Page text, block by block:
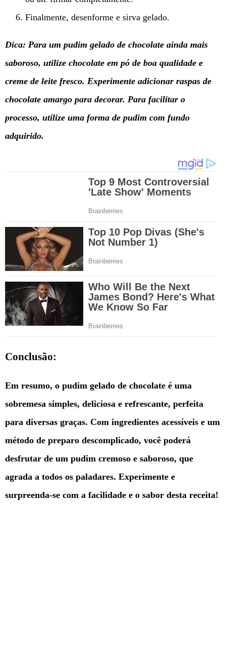
Finalmente, desenforme e sirva gelado.
Dica: Para um pudim gelado de chocolate ainda mais
saboroso, utilize chocolate em pó de boa qualidade e
creme de leite fresco. Experimente adicionar raspas de
chocolate amargo para decorar. Para facilitar o
processo, utilize uma forma de pudim com fundo
adquirido.
Conclusão:
Em resumo, o pudim gelado de chocolate é uma
sobremesa simples, deliciosa e refrescante, perfeita
para diversas graças. Com ingredientes acessíveis e um
método de preparo descomplicado, você poderá
desfrutar de um pudim cremoso e saboroso, que
agrada a todos os paladares. Experimente e
surpreenda-se com a facilidade e o sabor desta receita!